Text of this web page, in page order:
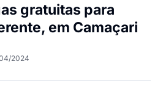
gratuitas para
em Camaçari
2024